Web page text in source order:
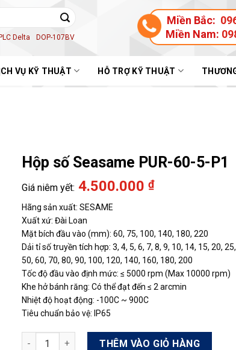
Delta DOP-107BV
Miền Bắc:
Miền Nam:
VỤ KỸ THUẬT HỖ TRỢ KỸ THUẬT
Hộp số Seasame PUR-60-5-P1
4.500.000 ₫
Hãng sản xuất: SESAME
Xuất xứ: Đài Loan
Mặt bích đầu vào (mm): 60, 75, 100, 140, 180, 220
Dải tỉ số truyền tích hợp: 3, 4, 5, 6, 7, 8, 9, 10, 14, 15, 20,
50, 60, 70, 80, 90, 100, 120, 140, 160, 180, 200
Tốc độ đầu vào định mức: ≤ 5000 rpm (Max 10000 rpm)
Khe hở bánh răng: Có thể đạt đến ≤ 2 arcmin
Nhiệt độ hoạt động: -100C ~ 900C
Tiêu chuẩn bảo vệ: IP65
Hộp số Seasame PUR-60-5-P1 số lượng
THÊM VÀO GIỎ HÀNG